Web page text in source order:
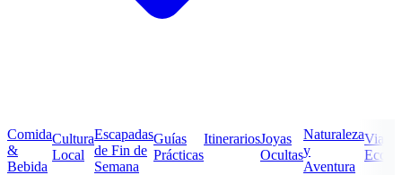
Comida
&
Bebida
Cultura
Local
Escapadas
de Fin de
Semana
Guías
Prácticas
ItinerariosJoyas
Ocultas
Naturaleza
y
Aventura
Viajes